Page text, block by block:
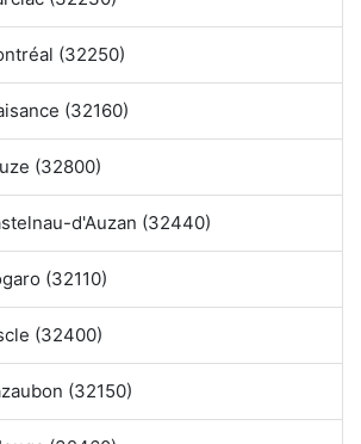
(32250)
(32160)
(32800)
d'Auzan (32440)
(32110)
(32400)
(32150)